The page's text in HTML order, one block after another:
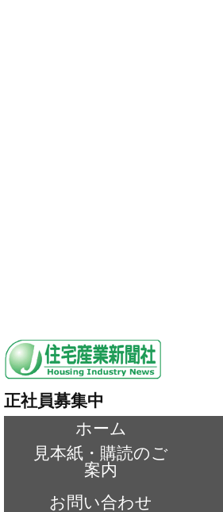
正社員募集中
ホーム
見本紙・購読のご
案内
お問い合わせ